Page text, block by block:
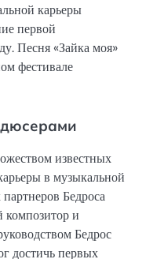
карьеры
первой
Песня «Зайка моя»
фестивале
известных
в музыкальной
Бедроса
композитор и
Бедрос
достичь первых